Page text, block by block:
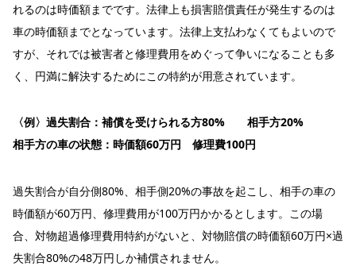
れるのは時価額までです。法律上も損害賠償責任が発生するのは
車の時価額までとなっています。法律上支払わなくてもよいので
すが、それでは被害者と修理費用をめぐって争いになることも多
く、円満に解決するためにこの特約が用意されています。
〈例〉過失割合 ：補償を受けられる方80% 相手方20%
相手方の車の状態：時価額60万円 修理費100円
過失割合が自分側80%、相手側20%の事故を起こし、相手の車の
時価額が60万円、修理費用が100万円かかるとします。この場
合、対物超過修理費用特約がないと、対物賠償の時価額60万円×過
失割合80%の48万円しか補償されません。